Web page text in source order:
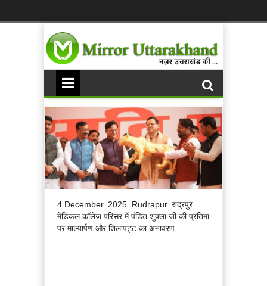
4 December. 2025. Rudrapur. रुद्रपुर
मेडिकल कॉलेज परिसर में पंडित शुक्ला जी की प्रतिमा
पर माल्यार्पण और शिलापट्ट का अनावरण